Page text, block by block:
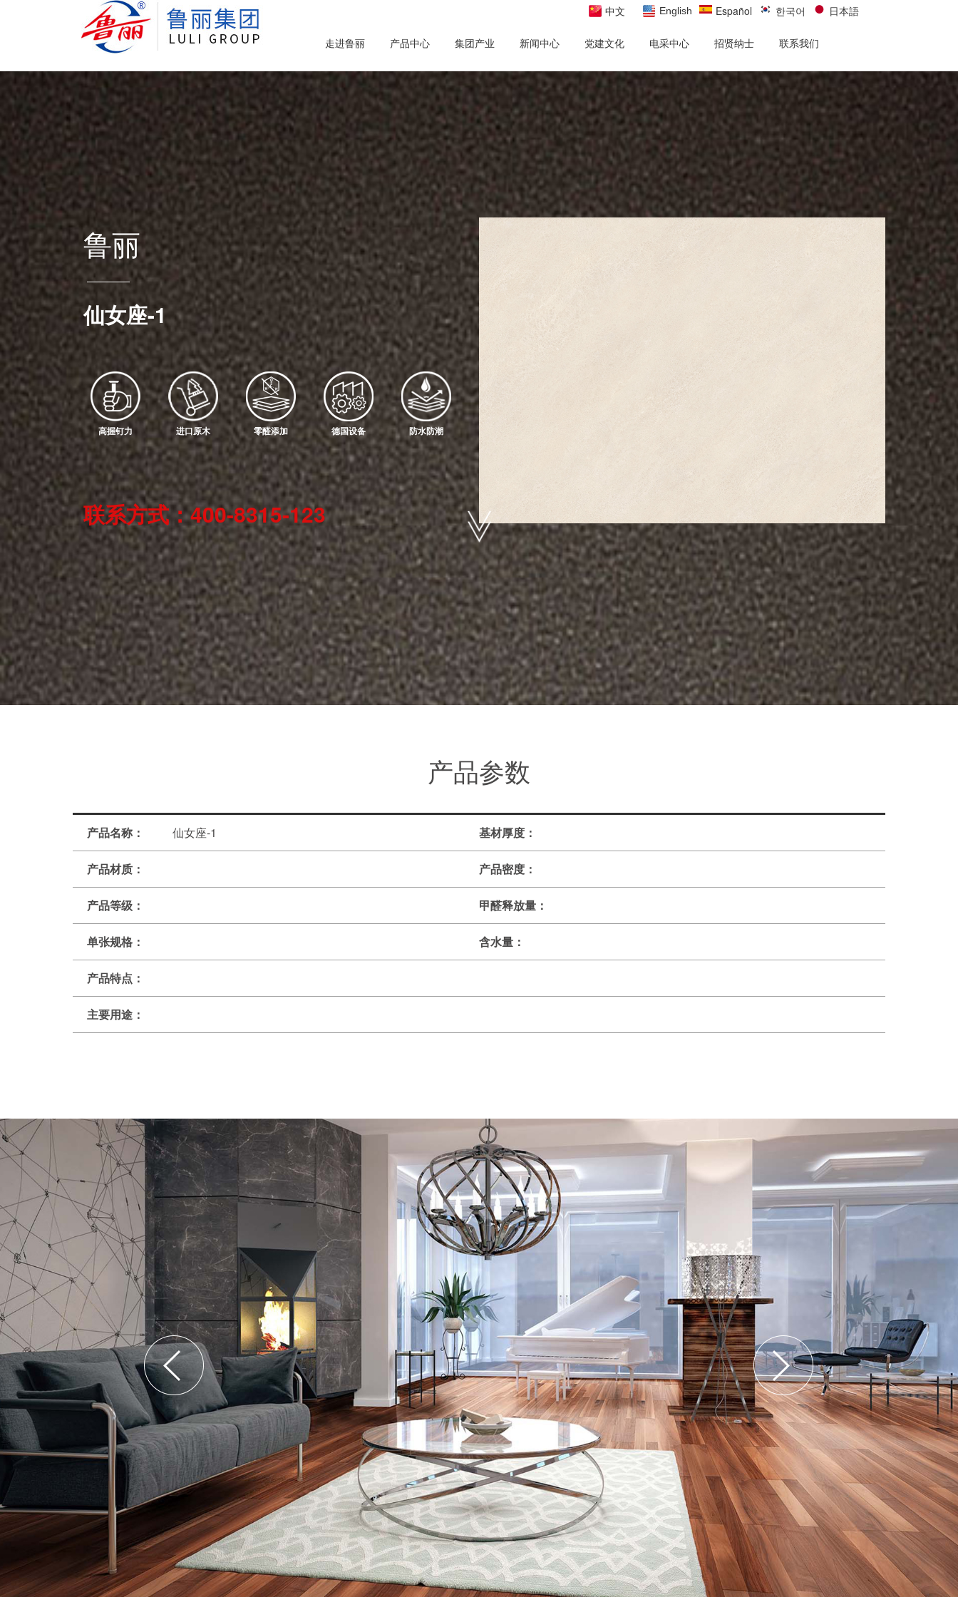
日本語
한국어
Español
English
中文
走进鲁丽 产品中心 集团产业 新闻中心 党建文化 电采中心 招贤纳士 联系我们
鲁丽
仙女座-1
高握钉力 进口原木 零醛添加 德国设备 防水防潮
联系方式：400-8315-123
产品参数
产品名称： 仙女座-1 基材厚度：
产品材质： 产品密度：
产品等级： 甲醛释放量：
单张规格： 含水量：
产品特点：
主要用途：